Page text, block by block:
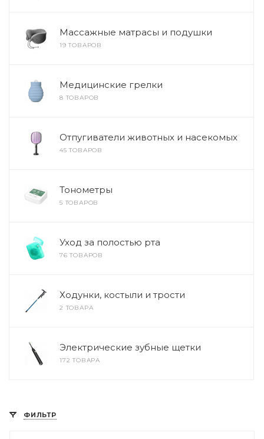
Массажные матрасы и подушки
19 ТОВАРОВ
Медицинские грелки
8 ТОВАРОВ
Отпугиватели животных и насекомых
45 ТОВАРОВ
Тонометры
5 ТОВАРОВ
Уход за полостью рта
76 ТОВАРОВ
Ходунки, костыли и трости
2 ТОВАРА
Электрические зубные щетки
172 ТОВАРА
ФИЛЬТР